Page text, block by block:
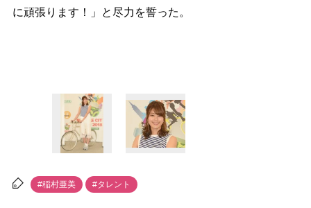
に頑張ります！」と尽力を誓った。
#稲村亜美 #タレント